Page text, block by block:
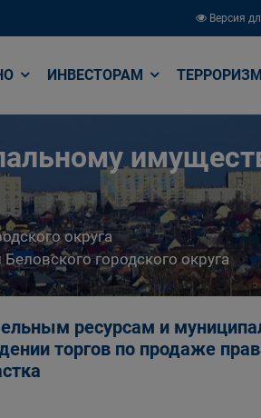
Версия
ИНВЕСТОРАМ
округа
городского округа
ресурсам и
торгов по продаже